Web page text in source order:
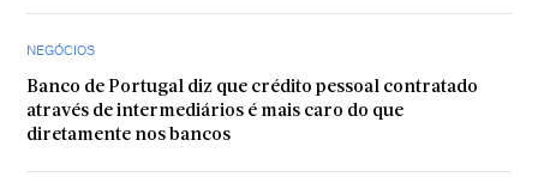
NEGÓCIOS
Banco de Portugal diz que crédito pessoal contratado
através de intermediários é mais caro do que
diretamente nos bancos